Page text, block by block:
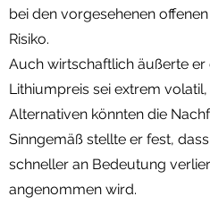
bei den vorgesehenen
Risiko.
Auch wirtschaftlich äußerte er
Lithiumpreis sei extrem
Alternativen könnten die
Sinngemäß stellte er fest,
schneller an Bedeutung
angenommen wird.